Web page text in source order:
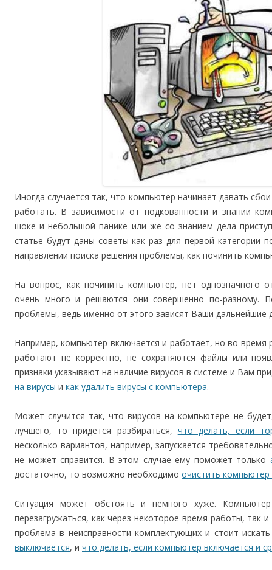
Иногда случается так, что компьютер начинает давать
работать. В зависимости от подкованности и знании
шоке и небольшой панике или же со знанием дела
статье будут даны советы как раз для первой категории
направлении поиска решения проблемы, как починить
На вопрос, как починить компьютер, нет однозначного
очень много и решаются они совершенно по-разному.
проблемы, ведь именно от этого зависят Ваши дальнейшие
Например, компьютер включается и работает, но во время
работают не корректно, не сохраняются файлы или
признаки указывают на наличие вирусов в системе и Вам
на вирусы и как удалить вирусы с компьютера.
Может случится так, что вирусов на компьютере не
лучшего, то придется разбираться, что делать, если
несколько вариантов, например, запускается
не может справится. В этом случае ему поможет только
достаточно, то возможно необходимо очистить
Ситуация может обстоять и немного хуже.
перезагружаться, как через некоторое время работы, так
проблема в неисправности комплектующих и стоит
выключается, и что делать, если компьютер включается и